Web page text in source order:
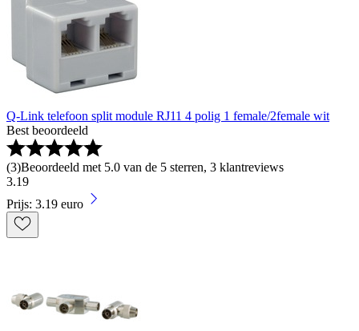
Q-Link telefoon split module RJ11 4 polig 1 female/2female wit
Best beoordeeld
(3)Beoordeeld met 5.0 van de 5 sterren, 3 klantreviews
3.19
Prijs: 3.19 euro